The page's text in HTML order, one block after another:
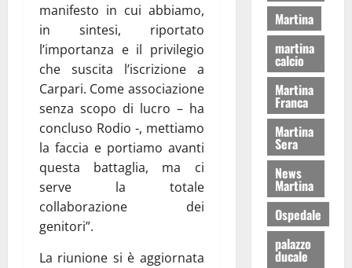
manifesto in cui abbiamo,
in sintesi, riportato
l’importanza e il privilegio
che suscita l’iscrizione a
Carpari. Come associazione
senza scopo di lucro – ha
concluso Rodio -, mettiamo
la faccia e portiamo avanti
questa battaglia, ma ci
serve la totale
collaborazione dei
genitori”.
La riunione si è aggiornata
Martina
martina
calcio
Martina
Franca
Martina
Sera
News
Martina
Ospedale
palazzo
ducale